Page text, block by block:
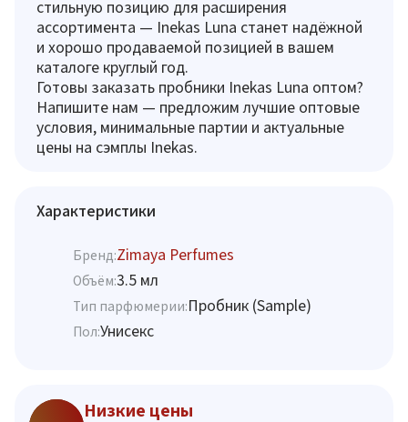
стильную позицию для расширения
ассортимента — Inekas Luna станет надёжной
и хорошо продаваемой позицией в вашем
каталоге круглый год.
Готовы заказать пробники Inekas Luna оптом?
Напишите нам — предложим лучшие оптовые
условия, минимальные партии и актуальные
цены на сэмплы Inekas.
Характеристики
Бренд:Zimaya Perfumes
Объём:3.5 мл
Тип парфюмерии:Пробник (Sample)
Пол:Унисекс
Низкие цены